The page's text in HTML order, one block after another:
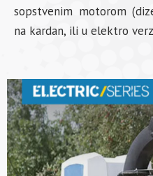
sopstvenim motorom
na kardan, ili u elektro